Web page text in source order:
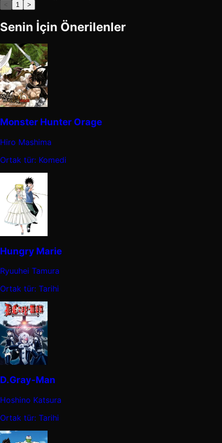
< 1 >
Senin İçin Önerilenler
Monster Hunter Orage
Hiro Mashima
Ortak tür: Komedi
Hungry Marie
Ryuuhei Tamura
Ortak tür: Tarihi
D.Gray-Man
Hoshino Katsura
Ortak tür: Tarihi